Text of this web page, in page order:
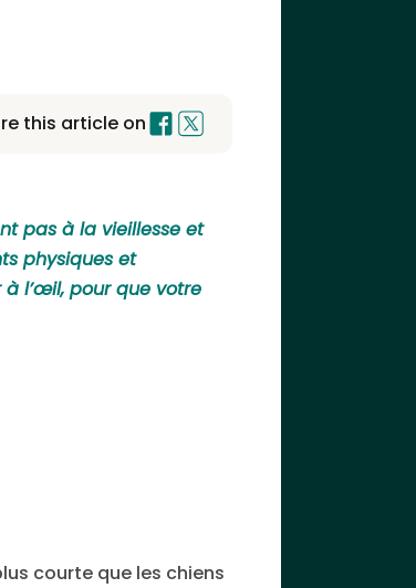
this article on
pas à la vieillesse et
physiques et
l’œil, pour que votre
courte que les chiens